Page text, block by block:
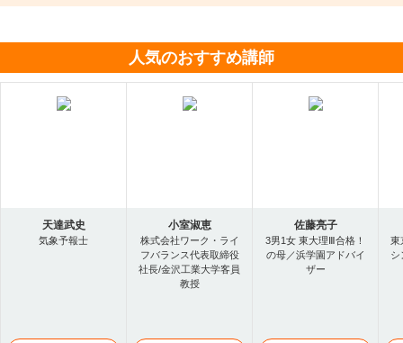
人気のおすすめ講師
天達武史
気象予報士
小室淑恵
株式会社ワーク・ライ
フバランス代表取締役
社長/金沢工業大学客員
教授
佐藤亮子
3男1女 東大理Ⅲ合格！
の母／浜学園アドバイ
ザー
東
シ